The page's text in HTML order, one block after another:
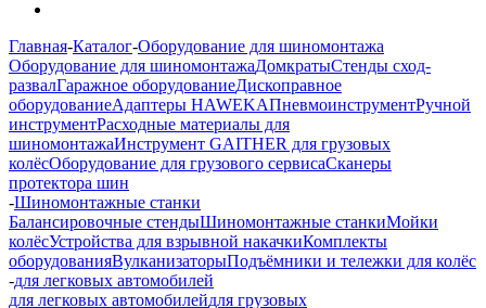
Главная-Каталог-Оборудование для шиномонтажа
Оборудование для шиномонтажаДомкратыСтенды сход-
развалГаражное оборудованиеДископравное
оборудованиеАдаптеры HAWEKAПневмоинструментРучной
инструментРасходные материалы для
шиномонтажаИнструмент GAITHER для грузовых
колёсОборудование для грузового сервисаСканеры
протектора шин
-Шиномонтажные станки
Балансировочные стендыШиномонтажные станкиМойки
колёсУстройства для взрывной накачкиКомплекты
оборудованияВулканизаторыПодъёмники и тележки для колёс
-для легковых автомобилей
для легковых автомобилейдля грузовых